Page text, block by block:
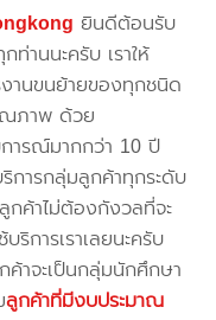
ยินดีต้อนรับ
ท่านนะครับ เราให้
านขนย้ายของทุกชนิด
ภาพ ด้วย
การณ์มากกว่า 10 ปี
ริการกลุ่มลูกค้าทุกระดับ
ค้าไม่ต้องกังวลที่จะ
บริการเราเลยนะครับ
ค้าจะเป็นกลุ่มนักศึกษา
ลูกค้าที่มีงบประมาณ